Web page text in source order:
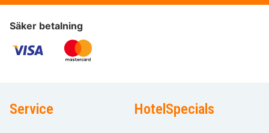
Säker betalning
Service HotelSpecials